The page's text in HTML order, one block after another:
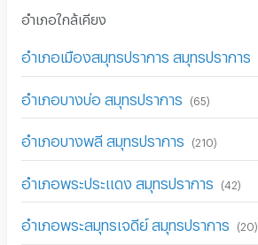
อำเภอใกล้เคียง
อำเภอเมืองสมุทรปราการ สมุทรปราการ
อำเภอบางบ่อ สมุทรปราการ (65)
อำเภอบางพลี สมุทรปราการ (210)
อำเภอพระประแดง สมุทรปราการ (42)
อำเภอพระสมุทรเจดีย์ สมุทรปราการ (20)